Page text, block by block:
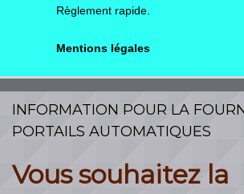
Règlement rapide.
Mentions légales
INFORMATION POUR LA
PORTAILS AUTOMATIQUES
Vous souhaitez la